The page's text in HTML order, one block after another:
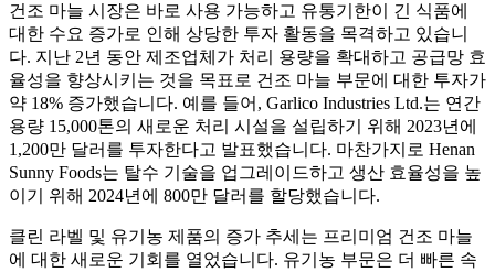
건조 마늘 시장은 바로 사용 가능하고 유통기한이 긴 식품에
대한 수요 증가로 인해 상당한 투자 활동을 목격하고 있습니
다. 지난 2년 동안 제조업체가 처리 용량을 확대하고 공급망 효
율성을 향상시키는 것을 목표로 건조 마늘 부문에 대한 투자가
약 18% 증가했습니다. 예를 들어, Garlico Industries Ltd.는 연간
용량 15,000톤의 새로운 처리 시설을 설립하기 위해 2023년에
1,200만 달러를 투자한다고 발표했습니다. 마찬가지로 Henan
Sunny Foods는 탈수 기술을 업그레이드하고 생산 효율성을 높
이기 위해 2024년에 800만 달러를 할당했습니다.
클린 라벨 및 유기농 제품의 증가 추세는 프리미엄 건조 마늘
에 대한 새로운 기회를 열었습니다. 유기농 부문은 더 빠른 속